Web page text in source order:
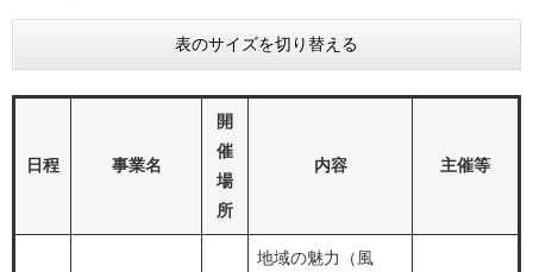
表のサイズを切り替える
日程 事業名
開
催
場
所
内容 主催等
地域の魅力（風